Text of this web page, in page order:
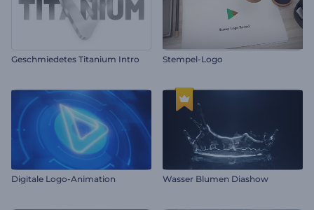
Geschmiedetes Titanium Intro Stempel-Logo
Digitale Logo-Animation Wasser Blumen Diashow